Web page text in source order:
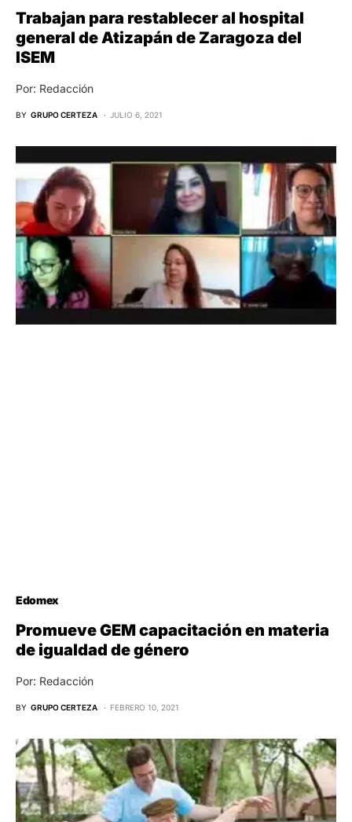
Trabajan para restablecer al hospital
general de Atizapán de Zaragoza del
ISEM
Por: Redacción
BY GRUPO CERTEZA JULIO 6, 2021
Edomex
Promueve GEM capacitación en materia
de igualdad de género
Por: Redacción
BY GRUPO CERTEZA FEBRERO 10, 2021